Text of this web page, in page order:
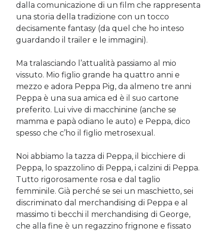
Cerca nel blog
Archivi
Twitter Feed
Tweet di MichelaCalculli
dalla comunicazione di un film che rappresenta
una storia della tradizione con un tocco
decisamente fantasy (da quel che ho inteso
guardando il trailer e le immagini).
Ma tralasciando l’attualità passiamo al mio
vissuto. Mio figlio grande ha quattro anni e
mezzo e adora Peppa Pig, da almeno tre anni
Peppa è una sua amica ed è il suo cartone
preferito. Lui vive di macchinine (anche se
mamma e papà odiano le auto) e Peppa, dico
spesso che c’ho il figlio metrosexual.
Noi abbiamo la tazza di Peppa, il bicchiere di
Peppa, lo spazzolino di Peppa, i calzini di Peppa.
Tutto rigorosamente rosa e dal taglio
femminile. Già perché se sei un maschietto, sei
discriminato dal merchandising di Peppa e al
massimo ti becchi il merchandising di George,
che alla fine è un regazzino frignone e fissato